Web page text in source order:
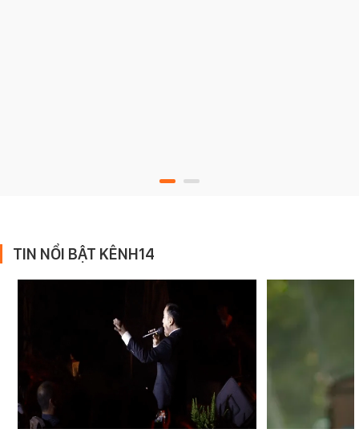
TIN NỔI BẬT KÊNH14